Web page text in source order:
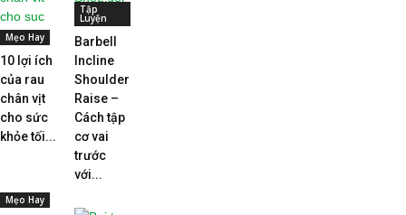
Mẹo Hay
10 lợi ích
của rau
chân vịt
cho sức
khỏe tối...
Tập
Luyện
Barbell
Incline
Shoulder
Raise –
Cách tập
cơ vai
trước
với...
Mẹo Hay